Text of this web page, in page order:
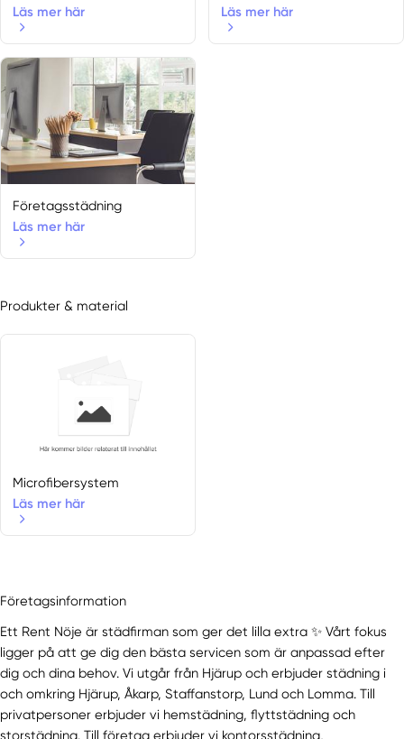
Läs mer här
Läs mer här
Företagsstädning
Läs mer här
Produkter & material
Microfibersystem
Läs mer här
Företagsinformation
Ett Rent Nöje är städfirman som ger det lilla extra ✨ Vårt fokus
ligger på att ge dig den bästa servicen som är anpassad efter
dig och dina behov. Vi utgår från Hjärup och erbjuder städning i
och omkring Hjärup, Åkarp, Staffanstorp, Lund och Lomma. Till
privatpersoner erbjuder vi hemstädning, flyttstädning och
storstädning. Till företag erbjuder vi kontorsstädning,